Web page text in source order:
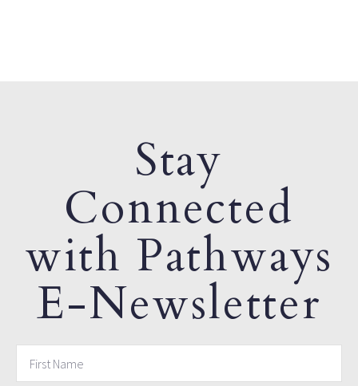
Stay
Connected
with Pathways
E-Newsletter